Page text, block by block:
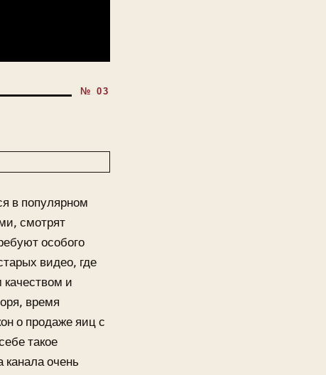
в популярном
смотрят
особого
видео, где
и
время
о продаже яиц с
такое
очень